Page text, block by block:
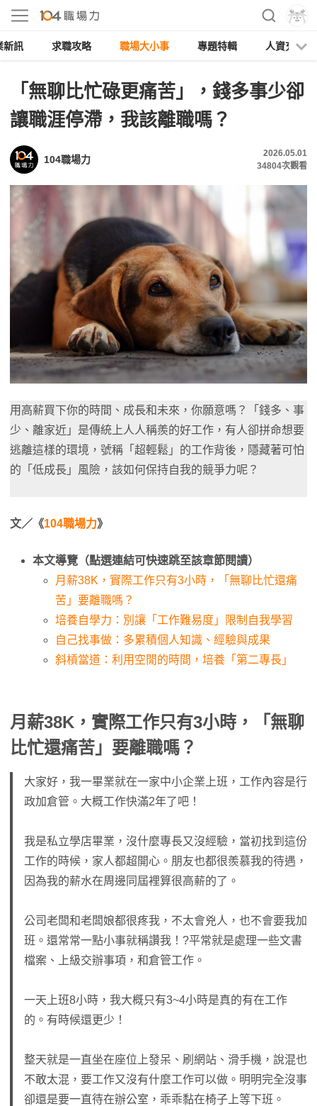
新訊 求職攻略 職場大小事 專題特輯 人資充電
「無聊比忙碌更痛苦」，錢多事少卻
讓職涯停滯，我該離職嗎？
104職場力
2026.05.01
34804次觀看
用高薪買下你的時間、成長和未來，你願意嗎？「錢多、事
少、離家近」是傳統上人人稱羨的好工作，有人卻拼命想要
逃離這樣的環境，號稱「超輕鬆」的工作背後，隱藏著可怕
的「低成長」風險，該如何保持自我的競爭力呢？
文／《104職場力》
本文導覽（點選連結可快速跳至該章節閱讀）
月薪38K，實際工作只有3小時，「無聊比忙還痛
苦」要離職嗎？
培養自學力：別讓「工作難易度」限制自我學習
自己找事做：多累積個人知識、經驗與成果
斜槓當道：利用空閒的時間，培養「第二專長」
月薪38K，實際工作只有3小時，「無聊
比忙還痛苦」要離職嗎？
大家好，我一畢業就在一家中小企業上班，工作內容是行
政加倉管。大概工作快滿2年了吧！
我是私立學店畢業，沒什麼專長又沒經驗，當初找到這份
工作的時候，家人都超開心。朋友也都很羨慕我的待遇，
因為我的薪水在周邊同屆裡算很高薪的了。
公司老闆和老闆娘都很疼我，不太會兇人，也不會要我加
班。還常常一點小事就稱讚我！?平常就是處理一些文書
檔案、上級交辦事項，和倉管工作。
一天上班8小時，我大概只有3~4小時是真的有在工作
的。有時候還更少！
整天就是一直坐在座位上發呆、刷網站、滑手機，說混也
不敢太混，要工作又沒有什麼工作可以做。明明完全沒事
卻還是要一直待在辦公室，乖乖黏在椅子上等下班。